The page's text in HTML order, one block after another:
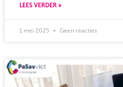
LEES VERDER »
1 mei 2025 Geen reacties